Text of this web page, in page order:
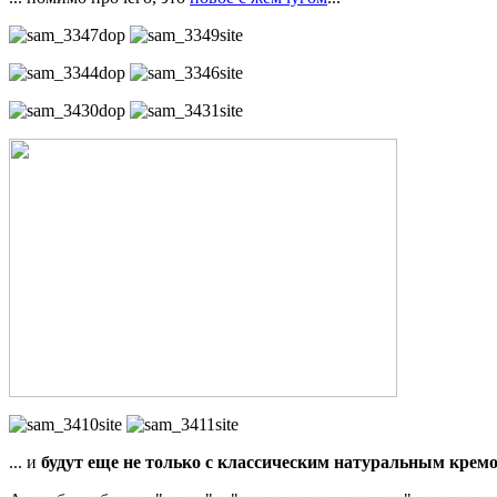
... и будут еще не только с классическим натуральным